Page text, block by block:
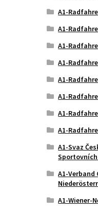
A1-
A1-
A1-
A1-
A1-
A1-
A1-
A1-
A1-Svaz
A1-
A1-Wiener-